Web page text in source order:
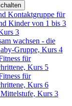
Kontaktgruppe für
Kinder von 1 bis 3
3
wachsen - die
Gruppe, Kurs 4
für
Kurs 5
für
Kurs 6
Kurs 3